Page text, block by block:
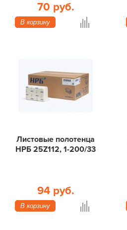
70 руб.
В корзину
Листовые полотенца
НРБ 25Z112, 1-200/33
94 руб.
В корзину